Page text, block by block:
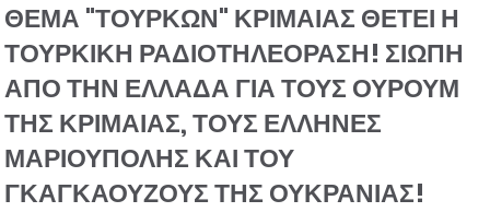
ΘΕΜΑ "ΤΟΥΡΚΩΝ" ΚΡΙΜΑΙΑΣ ΘΕΤΕΙ Η
ΤΟΥΡΚΙΚΗ ΡΑΔΙΟΤΗΛΕΟΡΑΣΗ! ΣΙΩΠΗ
ΑΠΟ ΤΗΝ ΕΛΛΑΔΑ ΓΙΑ ΤΟΥΣ ΟΥΡΟΥΜ
ΤΗΣ ΚΡΙΜΑΙΑΣ, ΤΟΥΣ ΕΛΛΗΝΕΣ
ΜΑΡΙΟΥΠΟΛΗΣ ΚΑΙ ΤΟΥ
ΓΚΑΓΚΑΟΥΖΟΥΣ ΤΗΣ ΟΥΚΡΑΝΙΑΣ!